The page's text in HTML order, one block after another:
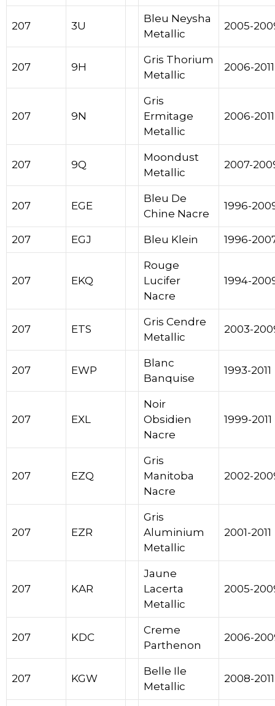
207 3U
Bleu Neysha
Metallic
2005-
207 9H
Gris Thorium
Metallic
2006-2011
207 9N
Gris
Ermitage
Metallic
2006-2011
207 9Q
Moondust
Metallic
2007-
207 EGE
Bleu De
Chine Nacre
1996-
207 EGJ Bleu Klein 1996-
207 EKQ
Rouge
Lucifer
Nacre
1994-
207 ETS
Gris Cendre
Metallic
2003-
207 EWP
Blanc
Banquise
1993-2011
207 EXL
Noir
Obsidien
Nacre
1999-2011
207 EZQ
Gris
Manitoba
Nacre
2002-
207 EZR
Gris
Aluminium
Metallic
2001-2011
207 KAR
Jaune
Lacerta
Metallic
2005-
207 KDC
Creme
Parthenon
2006-
207 KGW
Belle Ile
Metallic
2008-2011